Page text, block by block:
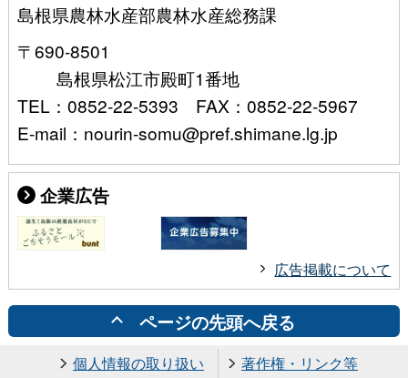
島根県農林水産部農林水産総務課
〒690-8501
島根県松江市殿町1番地
TEL：0852-22-5393 FAX：0852-22-5967
E-mail：nourin-somu@pref.shimane.lg.jp
企業広告
広告掲載について
ページの先頭へ戻る
個人情報の取り扱い 著作権・リンク等